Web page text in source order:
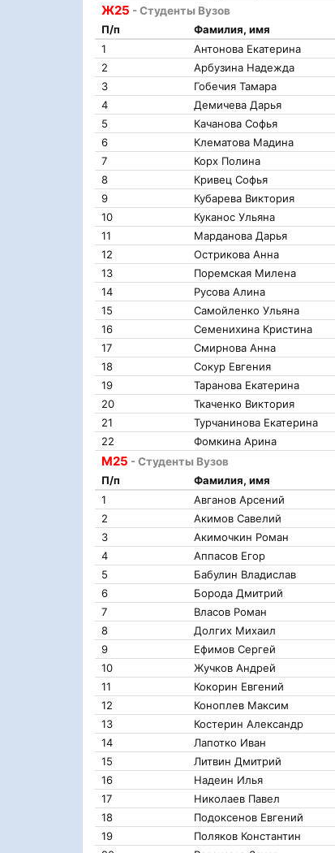
Ж25 - Студенты Вузов
П/п
Фамилия, имя
1
Антонова Екатерина
2 Арбузина Надежда
3 Гобечия Тамара
4 Демичева Дарья
5 Качанова Софья
6 Клематова Мадина
7 Корх Полина
8 Кривец Софья
9 Кубарева Виктория
10 Куканос Ульяна
11 Марданова Дарья
12 Острикова Анна
13 Поремская Милена
14 Русова Алина
15 Самойленко Ульяна
16 Семенихина Кристина
17 Смирнова Анна
18 Сокур Евгения
19 Таранова Екатерина
20 Ткаченко Виктория
21 Турчанинова Екатерина
22 Фомкина Арина
М25 - Студенты Вузов
П/п
Фамилия, имя
1
Авганов Арсений
2 Акимов Савелий
3 Акимочкин Роман
4 Аппасов Егор
5 Бабулин Владислав
6 Борода Дмитрий
7 Власов Роман
8 Долгих Михаил
9 Ефимов Сергей
10 Жучков Андрей
11 Кокорин Евгений
12 Коноплев Максим
13 Костерин Александр
14 Лапотко Иван
15 Литвин Дмитрий
16 Надеин Илья
17 Николаев Павел
18 Подоксенов Евгений
19 Поляков Константин